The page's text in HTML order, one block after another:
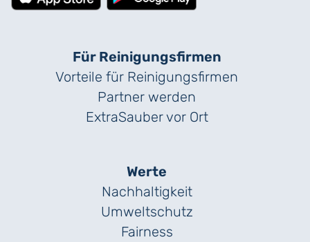
Für Reinigungs­firmen
Vorteile für Reinigungs­firmen
Partner werden
ExtraSauber vor Ort
Werte
Nachhaltigkeit
Umweltschutz
Fairness